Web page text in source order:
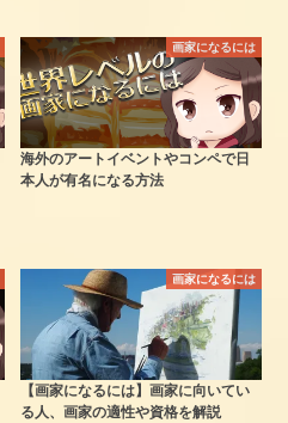
画家になるには
海外のアートイベントやコンペで日
本人が有名になる方法
画家になるには
【画家になるには】画家に向いてい
る人、画家の適性や資格を解説